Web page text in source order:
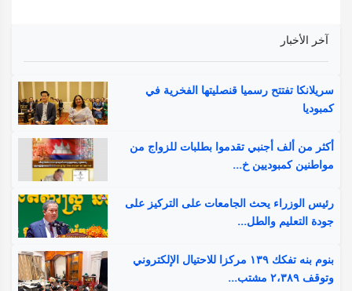
آخر الأخبار
سريلانكا تفتتح رسميا قنصليتها الفخرية في
كمبوديا
أكثر من ألف أجنبي تقدموا بطلبات للزواج من
مواطنين كمبوديين خ...
رئيس الوزراء يحث الجامعات على التركيز على
جودة التعليم والطل...
بنوم بنه تفكك ١٣٩ مركزا للاحتيال الإلكتروني
وتوقف ٢،٣٨٩ مشتب...